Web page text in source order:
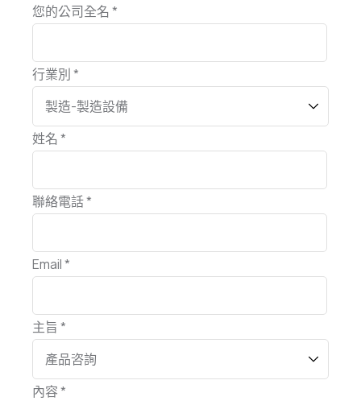
您的公司全名 *
行業別 *
姓名 *
聯絡電話 *
Email *
主旨 *
內容 *